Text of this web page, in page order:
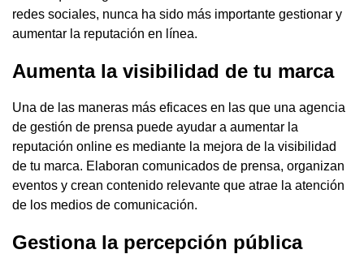
redes sociales, nunca ha sido más importante gestionar y
aumentar la reputación en línea.
Aumenta la visibilidad de tu marca
Una de las maneras más eficaces en las que una agencia
de gestión de prensa puede ayudar a aumentar la
reputación online es mediante la mejora de la visibilidad
de tu marca. Elaboran comunicados de prensa, organizan
eventos y crean contenido relevante que atrae la atención
de los medios de comunicación.
Gestiona la percepción pública